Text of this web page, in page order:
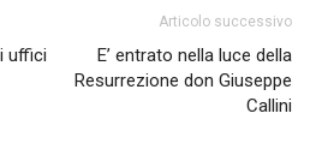
uffici
Articolo successivo
E’ entrato nella luce della
Resurrezione don Giuseppe
Callini